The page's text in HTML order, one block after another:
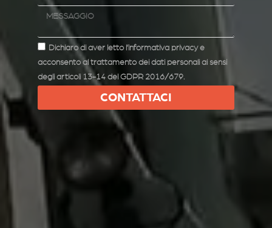
Dichiaro di aver letto l’informativa privacy e
acconsento al trattamento dei dati personali ai sensi
degli articoli 13-14 del GDPR 2016/679.
CONTATTACI